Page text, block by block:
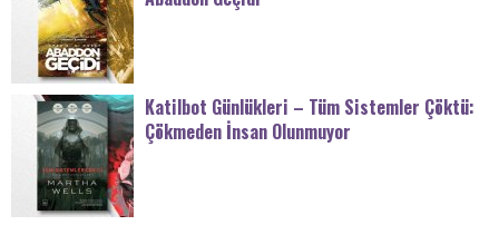
Katilbot Günlükleri – Tüm Sistemler Çöktü:
Çökmeden İnsan Olunmuyor